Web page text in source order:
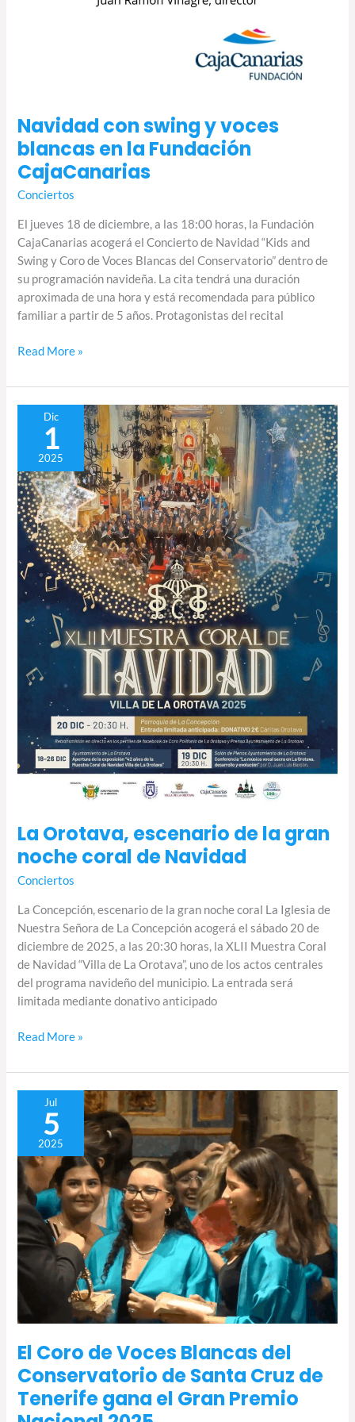
Navidad con swing y voces
blancas en la Fundación
CajaCanarias
Conciertos
El jueves 18 de diciembre, a las 18:00 horas, la Fundación
CajaCanarias acogerá el Concierto de Navidad “Kids and
Swing y Coro de Voces Blancas del Conservatorio” dentro de
su programación navideña. La cita tendrá una duración
aproximada de una hora y está recomendada para público
familiar a partir de 5 años.​ Protagonistas del recital
Read More »
Dic
1
2025
La Orotava, escenario de la gran
noche coral de Navidad
Conciertos
La Concepción, escenario de la gran noche coral La Iglesia de
Nuestra Señora de La Concepción acogerá el sábado 20 de
diciembre de 2025, a las 20:30 horas, la XLII Muestra Coral
de Navidad “Villa de La Orotava”, uno de los actos centrales
del programa navideño del municipio. La entrada será
limitada mediante donativo anticipado
Orotava,
escenario
la
gran
noche
coral
de
Navidad
Read More »
Jul
5
2025
El Coro de Voces Blancas del
Conservatorio de Santa Cruz de
Tenerife gana el Gran Premio
Voces
Blancas
del
Conservatorio
de
Santa
Cruz
gana
Gran
Premio
Nacional
2025